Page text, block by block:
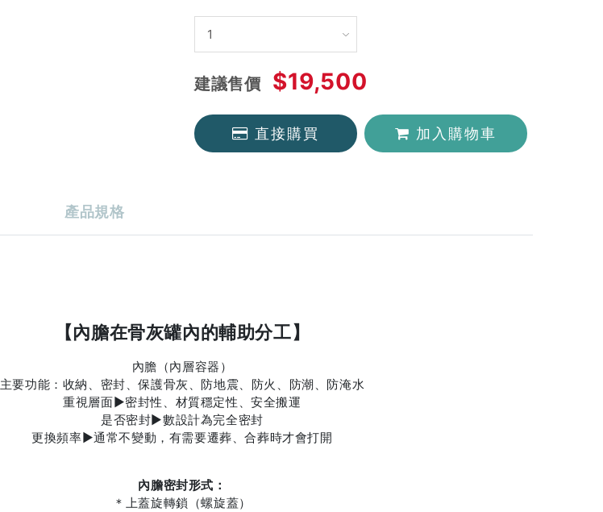
建議售價 $19,500
直接購買 加入購物車
產品規格
【內膽在骨灰罐內的輔助分工】
內膽（內層容器）
主要功能：收納、密封、保護骨灰、防地震、防火、防潮、防淹水
重視層面►密封性、材質穩定性、安全搬運
是否密封►數設計為完全密封
更換頻率►通常不變動，有需要遷葬、合葬時才會打開
內膽密封形式：
＊上蓋旋轉鎖（螺旋蓋）